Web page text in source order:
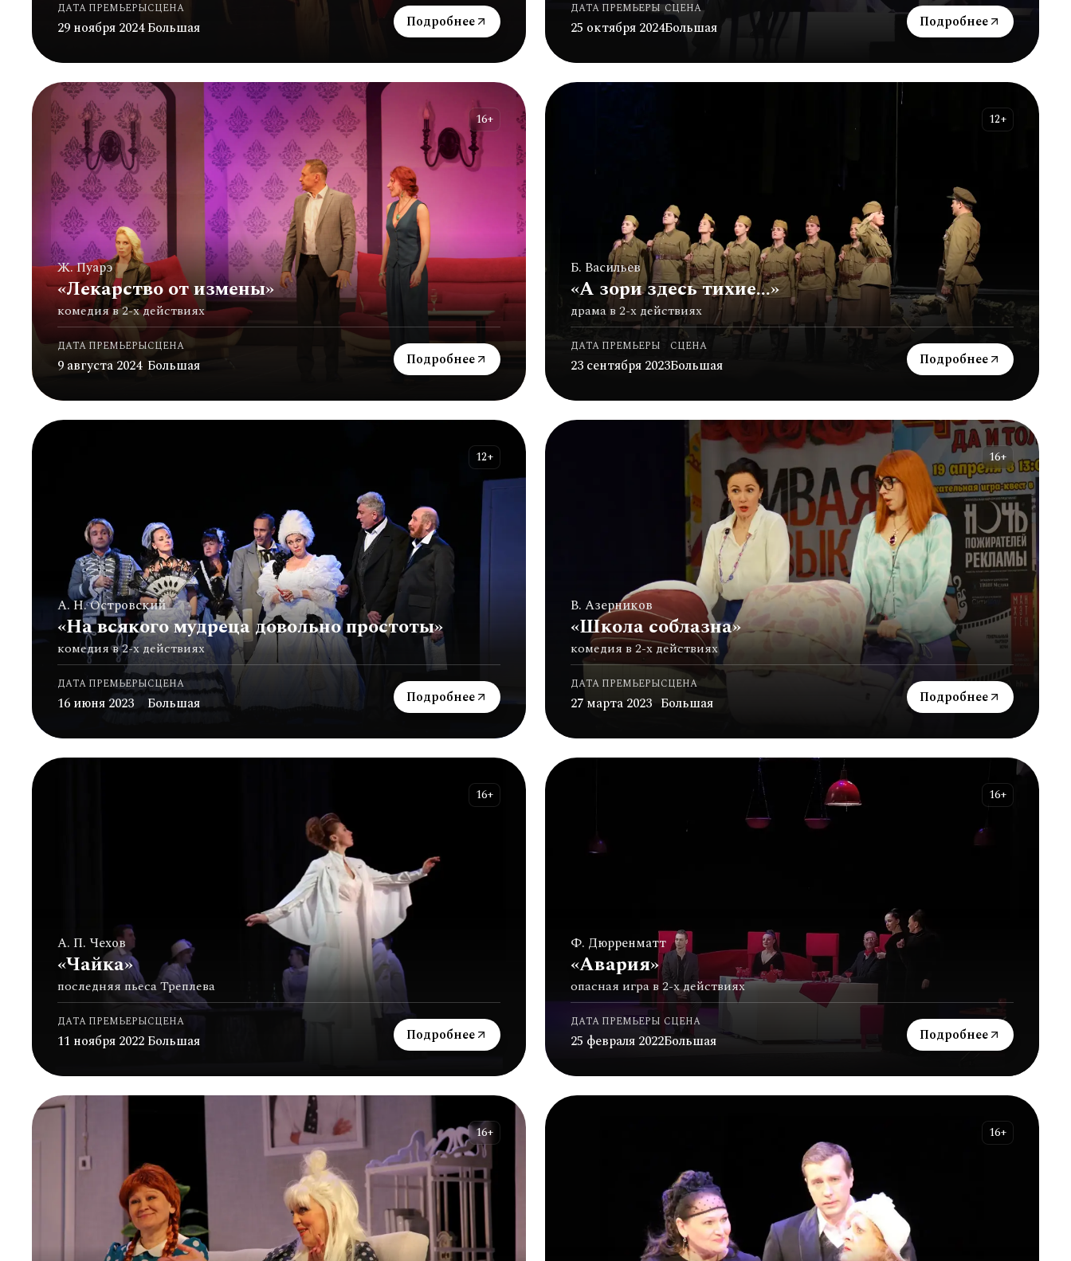
ДАТА ПРЕМЬЕРЫ
29 ноября 2024
СЦЕНА
Большая Подробнее
ДАТА ПРЕМЬЕРЫ
25 октября 2024
СЦЕНА
Большая Подробнее
16+
Ж. Пуарэ
«Лекарство от измены»
комедия в 2-х действиях
ДАТА ПРЕМЬЕРЫ
9 августа 2024
СЦЕНА
Большая Подробнее
12+
Б. Васильев
«А зори здесь тихие...»
драма в 2-х действиях
ДАТА ПРЕМЬЕРЫ
23 сентября 2023
СЦЕНА
Большая Подробнее
12+
А. Н. Островский
«На всякого мудреца довольно простоты»
комедия в 2-х действиях
ДАТА ПРЕМЬЕРЫ
16 июня 2023
СЦЕНА
Большая Подробнее
16+
В. Азерников
«Школа соблазна»
комедия в 2-х действиях
ДАТА ПРЕМЬЕРЫ
27 марта 2023
СЦЕНА
Большая Подробнее
16+
А. П. Чехов
«Чайка»
последняя пьеса Треплева
ДАТА ПРЕМЬЕРЫ
11 ноября 2022
СЦЕНА
Большая Подробнее
16+
Ф. Дюрренматт
«Авария»
опасная игра в 2-х действиях
ДАТА ПРЕМЬЕРЫ
25 февраля 2022
СЦЕНА
Большая Подробнее
16+ 16+